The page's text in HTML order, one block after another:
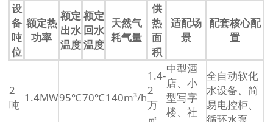
设
备
吨
位
额定热
功率
额定
出水
温度
额定
回水
温度
天然气
耗气量
供
热
面
积
适配场
景
配套核心配
置
2
吨
1.4MW95℃70℃140m³/h
1.4-
2
万
中型酒
店、小
型写字
楼、社
全自动软化
水设备、简
易电控柜、